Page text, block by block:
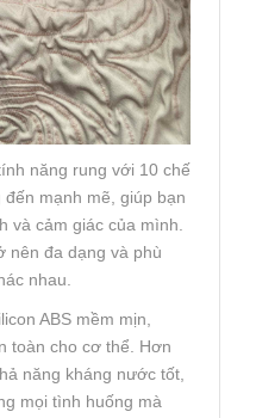
năng rung với 10 chế
mạnh mẽ, giúp bạn
và cảm giác của mình.
nên đa dạng và phù
nhau.
ABS mềm mịn,
toàn cho cơ thể. Hơn
năng kháng nước tốt,
mọi tình huống mà